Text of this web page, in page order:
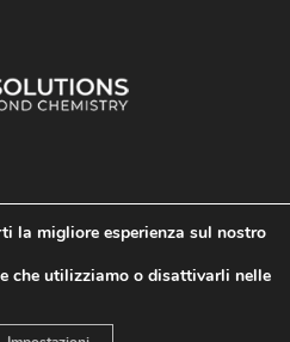
la migliore esperienza sul nostro
che utilizziamo o disattivarli nelle